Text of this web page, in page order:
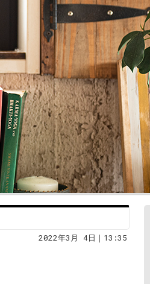
2022年3月 4日｜13:35